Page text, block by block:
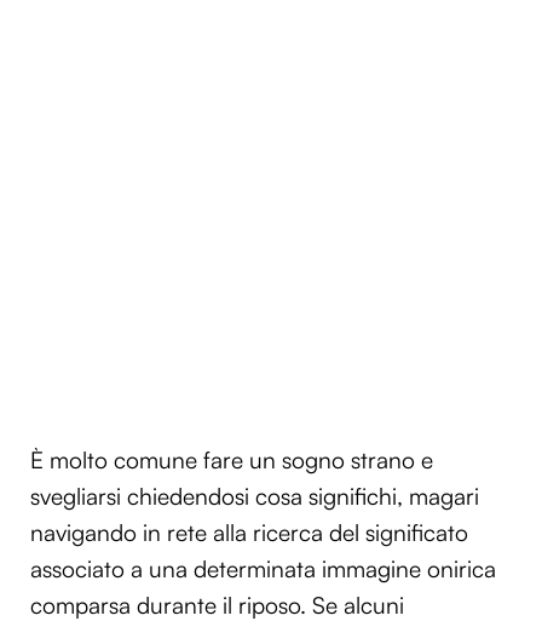
È molto comune fare un sogno strano e
svegliarsi chiedendosi cosa significhi, magari
navigando in rete alla ricerca del significato
associato a una determinata immagine onirica
comparsa durante il riposo. Se alcuni